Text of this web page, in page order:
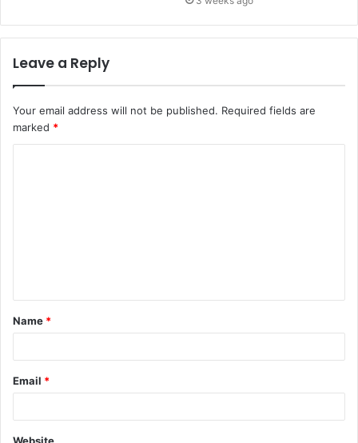
Leave a Reply
Your email address will not be published. Required fields are
marked *
Name *
Email *